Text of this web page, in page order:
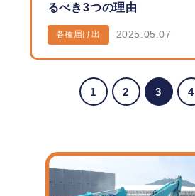
るべき3つの理由
各種届け出 2025.05.07
1 2 3 4